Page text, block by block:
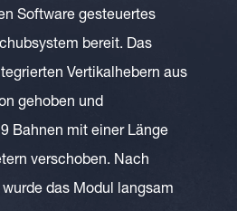
Software gesteuertes
bereit. Das
Vertikalhebern aus
gehoben und
Bahnen mit einer Länge
verschoben. Nach
das Modul langsam